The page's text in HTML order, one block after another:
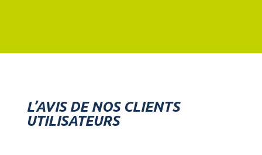
L’AVIS DE NOS CLIENTS
UTILISATEURS